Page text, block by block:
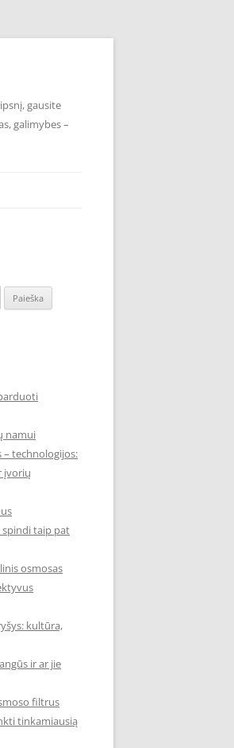
gausite
galimybes –
namui
– technologijos:
įvorių
spindi taip pat
osmosas
kultūra,
ir ar jie
filtrus
tinkamiausią